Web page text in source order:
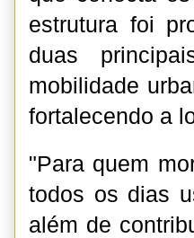
estrutura foi
duas
mobilidade
fortalecendo a
"Para quem
todos os dias
além de